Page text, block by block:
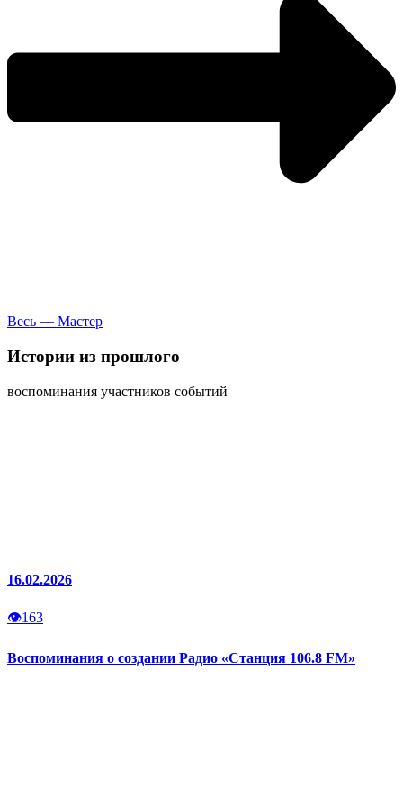
Весь — Мастер
Истории из прошлого
воспоминания участников событий
16.02.2026
👁163
Воспоминания о создании Радио «Станция 106.8 FM»